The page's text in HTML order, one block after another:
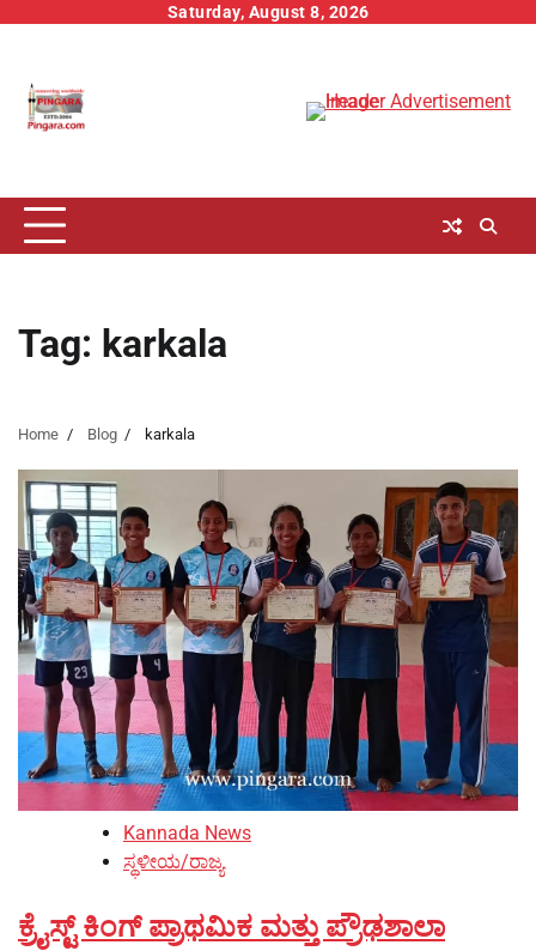
Saturday, August 8, 2026
Tag: karkala
Home Blog karkala
Kannada News
ಸ್ಥಳೀಯ/ರಾಜ್ಯ
ಕ್ರೈಸ್ಟ್ ಕಿಂಗ್ ಪ್ರಾಥಮಿಕ ಮತ್ತು ಪ್ರೌಢಶಾಲಾ